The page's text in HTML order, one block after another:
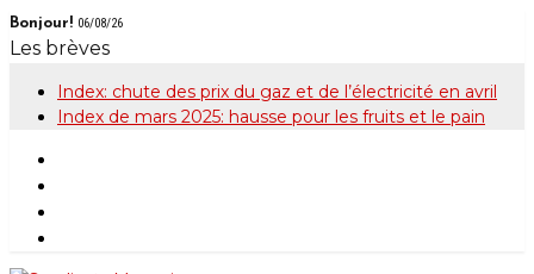
Skip
to
Bonjour! 06/08/26
Les brèves
Index: chute des prix du gaz et de l’électricité en avril
Index de mars 2025: hausse pour les fruits et le pain